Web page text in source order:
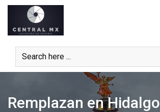
Skip
content
Remplazan en Hidalgo